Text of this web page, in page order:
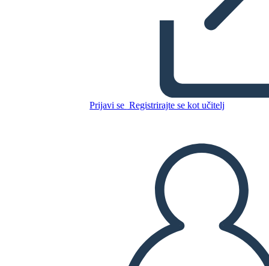
Prijavi se Registrirajte se kot učitelj
Kopirajte to snemalno knjigo
USTVARITE SNEMALNO KNJIGO
PREDVAJANJE DIAPROJEKCIJE
PREBERI MI